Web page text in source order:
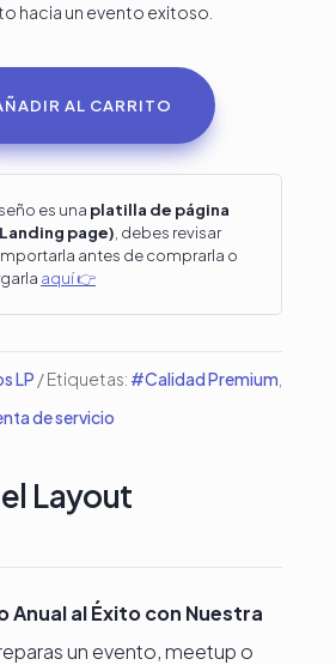
hacia un evento exitoso.
AL CARRITO
es una platilla de página
page) , debes revisar
antes de comprarla o
aquí 👉
LP Etiquetas: #Calidad Premium
de servicio
Layout
Anual al Éxito con Nuestra
un evento, meetup o